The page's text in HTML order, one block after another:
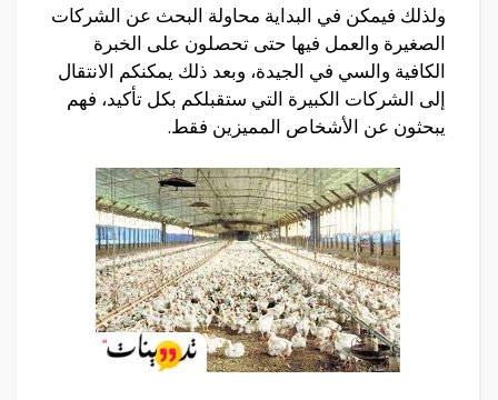
ولذلك فيمكن في البداية محاولة البحث عن الشركات
الصغيرة والعمل فيها حتى تحصلون على الخبرة
الكافية والسي في الجيدة، وبعد ذلك يمكنكم الانتقال
إلى الشركات الكبيرة التي ستقبلكم بكل تأكيد، فهم
يبحثون عن الأشخاص المميزين فقط.